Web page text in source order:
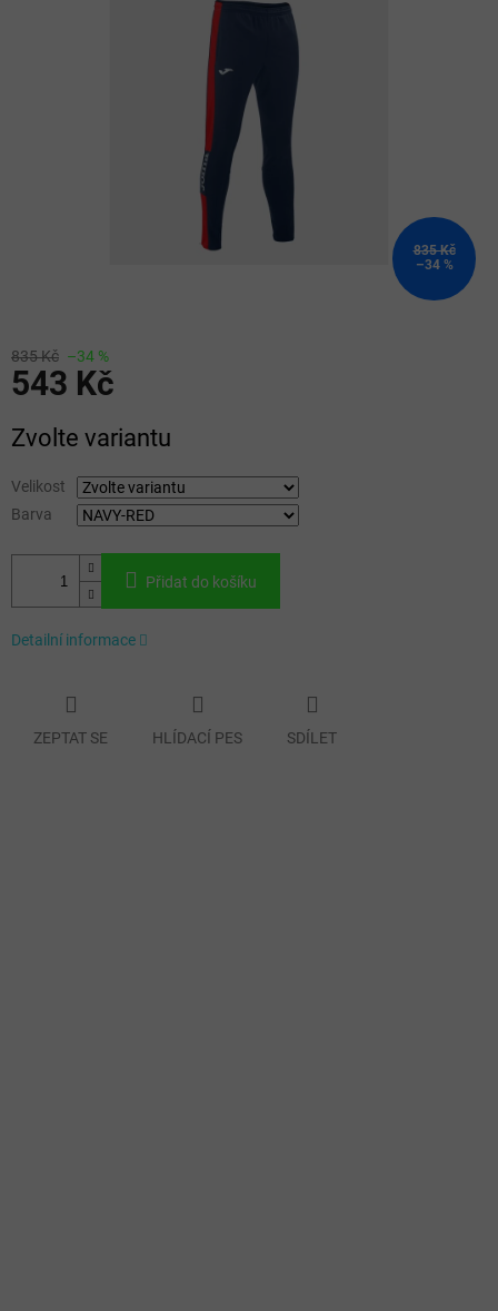
835 Kč
–34 %
835 Kč –34 %
543 Kč
cena:
Zvolte variantu
Velikost
Barva
Přidat do košíku
Detailní informace
ZEPTAT SE HLÍDACÍ PES SDÍLET